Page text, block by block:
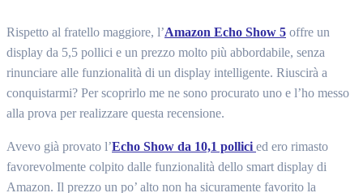
Rispetto al fratello maggiore, l’Amazon Echo Show 5 offre un
display da 5,5 pollici e un prezzo molto più abbordabile, senza
rinunciare alle funzionalità di un display intelligente. Riuscirà a
conquistarmi? Per scoprirlo me ne sono procurato uno e l’ho messo
alla prova per realizzare questa recensione.
Avevo già provato l’Echo Show da 10,1 pollicied ero rimasto
favorevolmente colpito dalle funzionalità dello smart display di
Amazon. Il prezzo un po’ alto non ha sicuramente favorito la